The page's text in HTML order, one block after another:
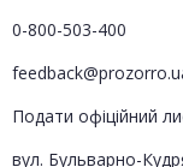
0-800-503-400
Подати офіційний
вул. Бульварно-